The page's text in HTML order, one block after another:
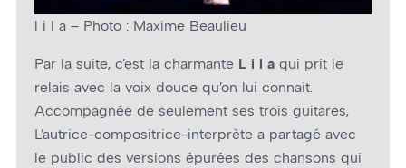
l i l a – Photo : Maxime Beaulieu
Par la suite, c’est la charmante L i l a qui prit le
relais avec la voix douce qu’on lui connait.
Accompagnée de seulement ses trois guitares,
L’autrice-compositrice-interprète a partagé avec
le public des versions épurées des chansons qui